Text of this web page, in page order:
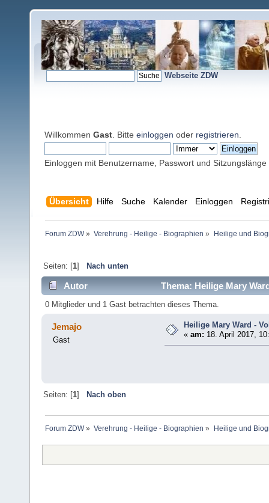
Webseite ZDW
Willkommen Gast . Bitte einloggen oder registrieren
Einloggen mit Benutzername, Passwort und Sitzungslänge
Übersicht Hilfe Suche Kalender Einloggen
Forum ZDW» Verehrung - Heilige - Biographien » Heilige und
Seiten: [1] Nach unten
Autor Thema: Heilige Mary
0 Mitglieder und 1 Gast betrachten dieses Thema.
Jemajo
Gast
Heilige Mary Ward -
«am: 18. April 2017,
Seiten: [1] Nach oben
Forum ZDW» Verehrung - Heilige - Biographien » Heilige und